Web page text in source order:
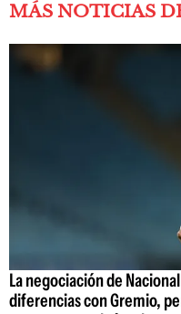
MÁS NOTICIAS
La negociación de
diferencias con Gremio,